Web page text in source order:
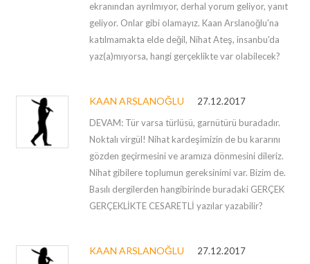
ekranından ayrılmıyor, derhal yorum geliyor, yanıt
geliyor. Onlar gibi olamayız. Kaan Arslanoğlu'na
katılmamakta elde değil, Nihat Ateş, insanbu'da
yaz(a)mıyorsa, hangi gerçeklikte var olabilecek?
KAAN ARSLANOĞLU
27.12.2017
DEVAM: Tür varsa türlüsü, garnütürü buradadır.
Noktalı virgül! Nihat kardeşimizin de bu kararını
gözden geçirmesini ve aramıza dönmesini dileriz.
Nihat gibilere toplumun gereksinimi var. Bizim de.
Basılı dergilerden hangibirinde buradaki GERÇEK
GERÇEKLİKTE CESARETLİ yazılar yazabilir?
KAAN ARSLANOĞLU
27.12.2017